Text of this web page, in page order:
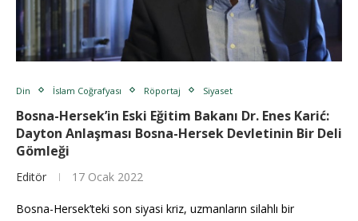
Din İslam Coğrafyası Röportaj Siyaset
Bosna-Hersek’in Eski Eğitim Bakanı Dr. Enes Karić:
Dayton Anlaşması Bosna-Hersek Devletinin Bir Deli
Gömleği
Editör 17 Ocak 2022
Bosna-Hersek’teki son siyasi kriz, uzmanların silahlı bir